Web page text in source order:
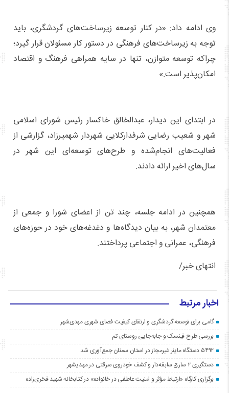
وی ادامه داد: «در کنار توسعه زیرساخت‌های گردشگری، باید
توجه به زیرساخت‌های فرهنگی در دستور کار مسئولان قرار گیرد؛
چراکه توسعه متوازن، تنها در سایه همراهی فرهنگ و اقتصاد
امکان‌پذیر است.»
در ابتدای این دیدار، عبدالخالق خاکسار رئیس شورای اسلامی
شهر و شعیب رضایی شرفدارکلایی شهردار شهمیرزاد، گزارشی از
فعالیت‌های انجام‌شده و طرح‌های توسعه‌ای این شهر در
سال‌های اخیر ارائه دادند.
همچنین در ادامه جلسه، چند تن از اعضای شورا و جمعی از
معتمدان شهر، به بیان دیدگاه‌ها و دغدغه‌های خود در حوزه‌های
فرهنگی، عمرانی و اجتماعی پرداختند.
انتهای خبر/
اخبار مرتبط
گامی برای توسعه گردشگری و ارتقای کیفیت فضای شهری مهدی‌شهر
بررسی طرح فینسک و جابه‌جایی روستای تم
۵۴۹۲ دستگاه ماینر غیرمجاز در استان سمنان جمع‌آوری شد
دستگیری ۲ سارق سابقه‌دار و کشف خودروی سرقتی در مهدیشهر
برگزاری کارگاه «ارتباط مؤثر و امنیت عاطفی در خانواده» در کتابخانه شهید فخری‌زاده